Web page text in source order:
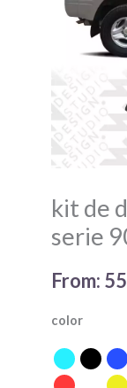
kit de
serie
From:
color
cantidad